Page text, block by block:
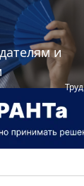
и
Труд